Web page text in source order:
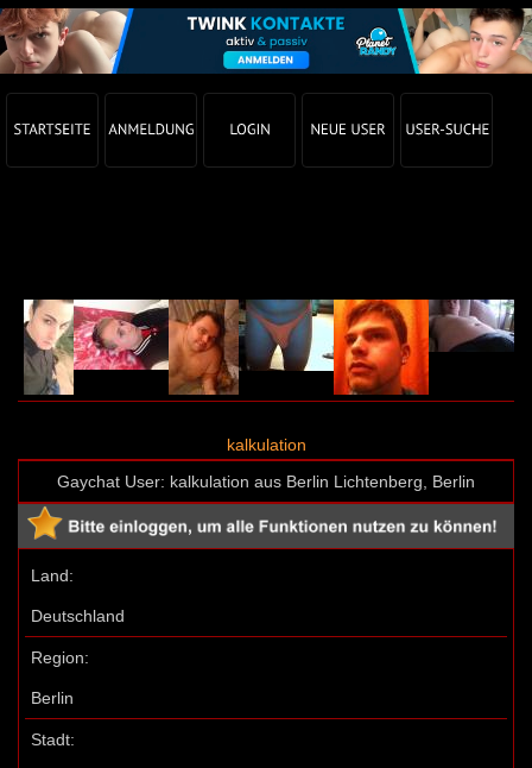
kalkulation
Gaychat User: kalkulation aus Berlin Lichtenberg, Berlin
Land:
Deutschland
Region:
Berlin
Stadt: